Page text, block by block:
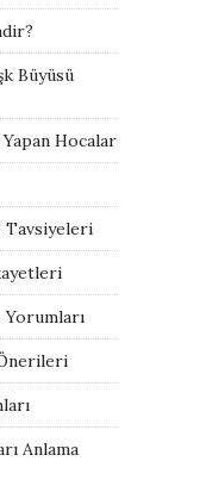
Büyüsü
Hocalar
Tavsiyeleri
Anlama